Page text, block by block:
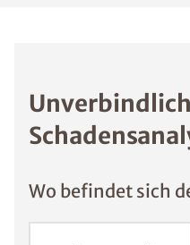
Wo befindet sich